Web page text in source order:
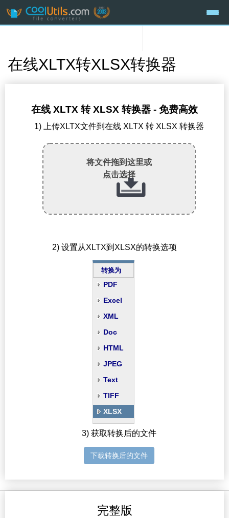
在线XLTX转XLSX转换器
在线 XLTX 转 XLSX 转换器 - 免费高效
1) 上传XLTX文件到在线 XLTX 转 XLSX 转换器
将文件拖到这里或
点击选择
2) 设置从XLTX到XLSX的转换选项
转换为
PDF
Excel
XML
Doc
HTML
JPEG
Text
TIFF
XLSX
3) 获取转换后的文件
下载转换后的文件
完整版